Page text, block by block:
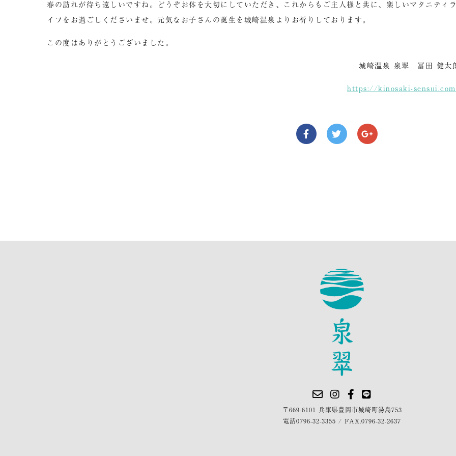
春の訪れが待ち遠しいですね。どうぞお体を大切にしていただき、これからもご主人様と共に、楽しいマタニティラ
イフをお過ごしくださいませ。元気なお子さんの誕生を城崎温泉よりお祈りしております。
この度はありがとうございました。
城崎温泉 泉翠 冨田 健太
https://kinosaki-
〒669-6101 兵庫県豊岡市城崎町湯島753
電話0796-32-3355 / FAX.0796-32-2637